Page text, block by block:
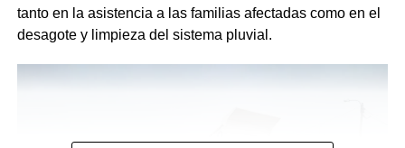
tanto en la asistencia a las familias afectadas como en el
desagote y limpieza del sistema pluvial.